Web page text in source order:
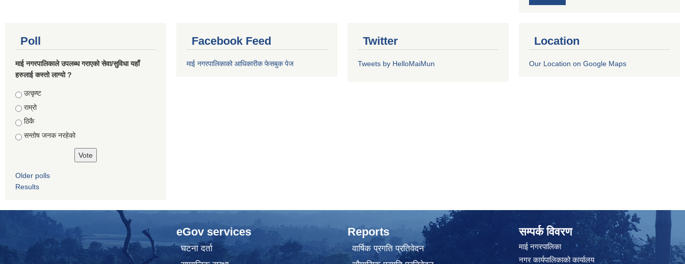
Poll
माई नगरपालिकाले उपलब्ध गराएको सेवा/सुविधा यहाँ
हरुलाई कस्तो लाग्यो ?
Choices
उत्कृष्ट
राम्रो
ठिकै
सन्तोष जनक नरहेको
Older polls
Results
Facebook Feed
माई नगरपालिकाको आधिकारीक फेसबुक पेज
Twitter
Tweets by HelloMaiMun
Location
Our Location on Google Maps
eGov services
घटना दर्ता
Reports
वार्षिक प्रगति प्रतिवेदन
सम्पर्क विवरण
माई नगरपालिका
नगर कार्यपालिकाको कार्यालय